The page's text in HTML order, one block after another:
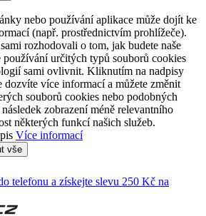
nebo používání aplikace může dojít ke
(např. prostřednictvím prohlížeče).
rozhodovali o tom, jak budete naše
používání určitých typů souborů cookies
sami ovlivnit. Kliknutím na nadpisy
více informací a můžete změnit
souborů cookies nebo podobných
zobrazení méně relevantního
některých funkcí našich služeb.
Více informací
vše
telefonu a získejte slevu 250 Kč na